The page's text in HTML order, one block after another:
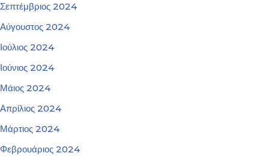
Σεπτέμβριος 2024
Αύγουστος 2024
Ιούλιος 2024
Ιούνιος 2024
Μάιος 2024
Απρίλιος 2024
Μάρτιος 2024
Φεβρουάριος 2024